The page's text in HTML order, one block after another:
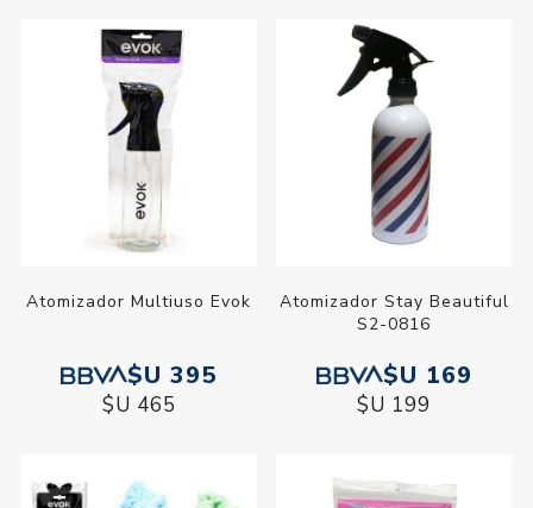
Atomizador Multiuso Evok
$U 395
$U 465
Atomizador Stay Beautiful
S2-0816
$U 169
$U 199